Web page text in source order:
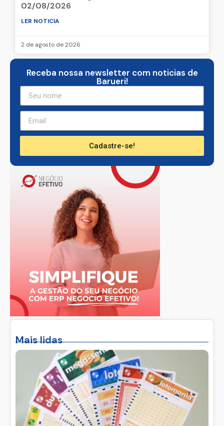
02/08/2026
LER NOTICIA
2 de agosto de 2026
Mais lidas
Receba nossa newsletter com noticias de
Barueri!
Cadastre-se!